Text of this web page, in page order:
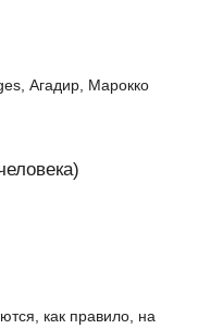
Агадир, Марокко
как правило, на